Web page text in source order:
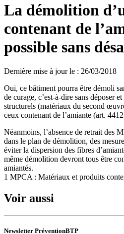
La démolition
contenant de
possible sans
Dernière mise à jour le : 26/03/2018
Oui, ce bâtiment pourra être démoli
de curage, c’est-à-dire sans déposer
structurels (matériaux du second
ceux contenant de l’amiante (art.
Néanmoins, l’absence de retrait des
dans le plan de démolition, des
éviter la dispersion des fibres
même démolition devront tous être
amiantés.
1 MPCA : Matériaux et produits
Voir aussi
Newsletter PréventionBTP